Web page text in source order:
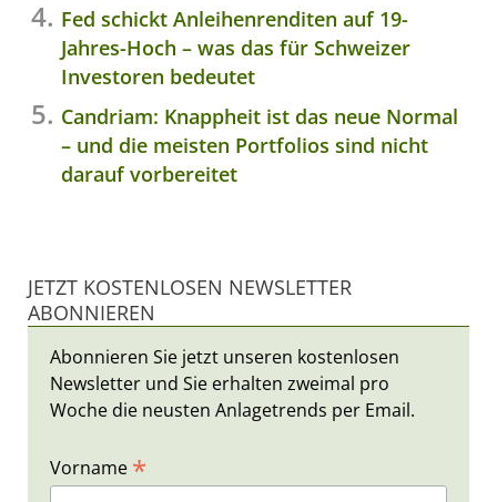
Fed schickt Anleihenrenditen auf 19-
Jahres-Hoch – was das für Schweizer
Investoren bedeutet
Candriam: Knappheit ist das neue Normal
– und die meisten Portfolios sind nicht
darauf vorbereitet
JETZT KOSTENLOSEN NEWSLETTER
ABONNIEREN
Abonnieren Sie jetzt unseren kostenlosen
Newsletter und Sie erhalten zweimal pro
Woche die neusten Anlagetrends per Email.
Vorname *